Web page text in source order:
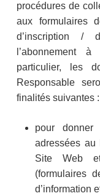
procédures de
aux formulaires
d’inscription /
l’abonnement
particulier, les
Responsable
finalités suivantes :
pour donner
adressées au
Site Web
(formulaires
d’information